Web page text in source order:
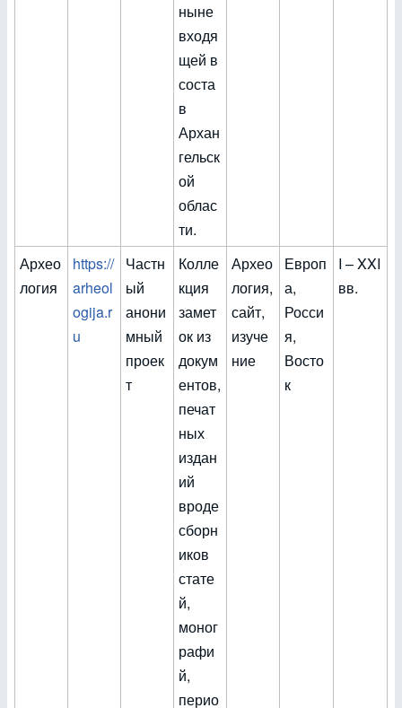
ныне
входя
щей в
соста
в
Архан
гельск
ой
облас
ти.
Архео
логия
https://
arheol
ogija.r
u
Частн
ый
анони
мный
проек
т
Колле
кция
замет
ок из
докум
ентов,
печат
ных
издан
ий
вроде
сборн
иков
стате
й,
моног
рафи
й,
перио
Архео
логия,
сайт,
изуче
ние
Европ
а,
Росси
я,
Восто
к
I – XXI
вв.